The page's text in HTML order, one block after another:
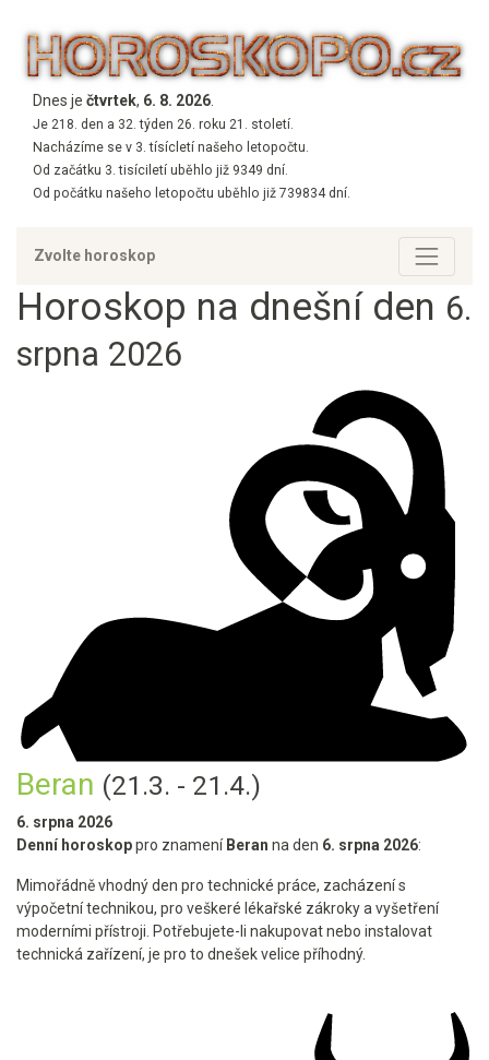
Dnes je čtvrtek, 6. 8. 2026.
Je 218. den a 32. týden 26. roku 21. století.
Nacházíme se v 3. tísícletí našeho letopočtu.
Od začátku 3. tisíciletí uběhlo již 9349 dní.
Od počátku našeho letopočtu uběhlo již 739834 dní.
Zvolte horoskop
Horoskop na dnešní den 6.
srpna 2026
Beran (21.3. - 21.4.)
6. srpna 2026
Denní horoskoppro znamení Beran na den 6. srpna 2026:
Mimořádně vhodný den pro technické práce, zacházení s
výpočetní technikou, pro veškeré lékařské zákroky a vyšetření
moderními přístroji. Potřebujete-li nakupovat nebo instalovat
technická zařízení, je pro to dnešek velice příhodný.